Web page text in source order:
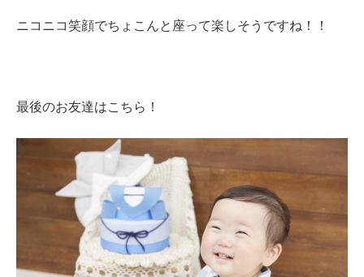
ニコニコ笑顔でちょこんと座って楽しそうですね！！
最後のお友達はこちら！